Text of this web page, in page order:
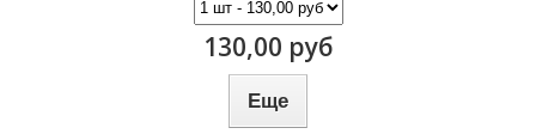
130,00 руб
Еще